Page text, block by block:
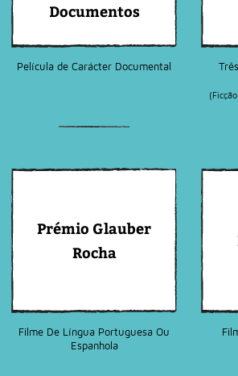
Documentos
Película de Carácter Documental
Prémio Glauber
Rocha
Filme De Língua Portuguesa Ou
Espanhola